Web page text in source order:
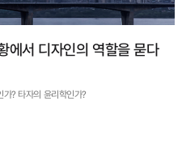
에서 디자인의 역할을 묻다
가? 타자의 윤리학인가?